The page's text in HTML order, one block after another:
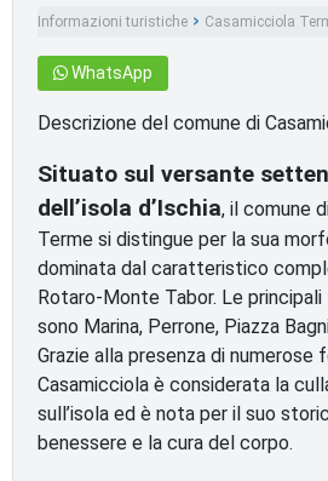
Informazioni turistiche Casamicciola
WhatsApp
Descrizione del comune di
Situato sul versante
dell’isola d’Ischia, il comune
Terme si distingue per la sua
dominata dal caratteristico
Rotaro-Monte Tabor. Le
sono Marina, Perrone, Piazza
Grazie alla presenza di numerose
Casamicciola è considerata la
sull’isola ed è nota per il suo
benessere e la cura del corpo.